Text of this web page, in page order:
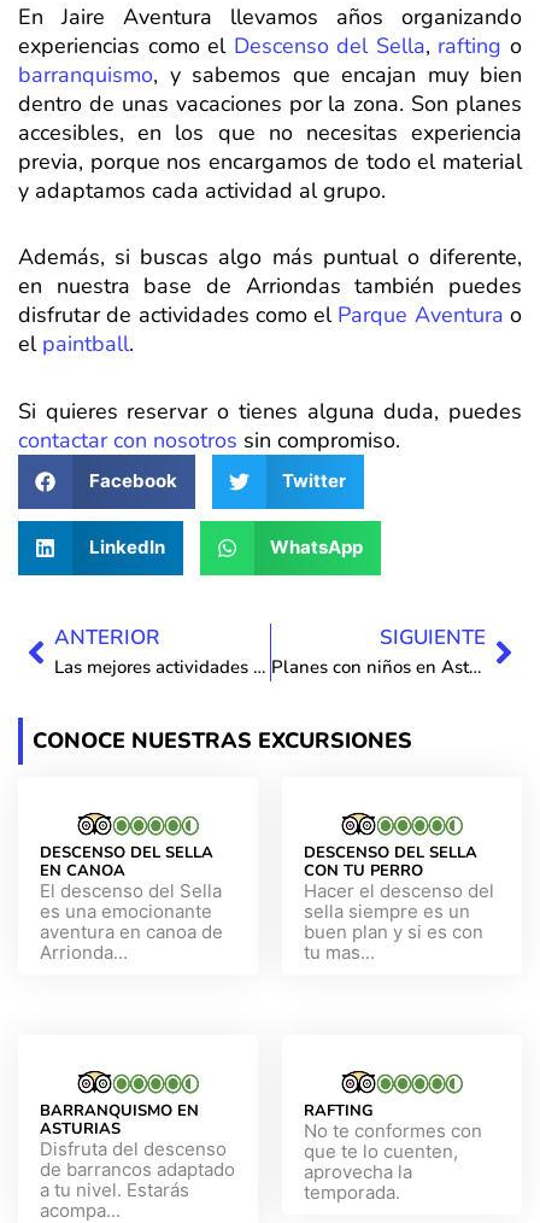
En Jaire Aventura llevamos años organizando
experiencias como el Descenso del Sella, raftingo
barranquismo, y sabemos que encajan muy bien
dentro de unas vacaciones por la zona. Son planes
accesibles, en los que no necesitas experiencia
previa, porque nos encargamos de todo el material
y adaptamos cada actividad al grupo.
Además, si buscas algo más puntual o diferente,
en nuestra base de Arriondas también puedes
disfrutar de actividades como el Parque Aventura o
el paintball.
Si quieres reservar o tienes alguna duda, puedes
contactar con nosotros sin compromiso.
Facebook Twitter
LinkedIn WhatsApp
AntANTERIOR
Las mejores actividades de aventura en Asturias
SIGUIENTE
Planes con niños en Asturias: aventura y naturaleza en familia
CONOCE NUESTRAS EXCURSIONES
DESCENSO DEL SELLA
EN CANOA
El descenso del Sella
es una emocionante
aventura en canoa de
Arrionda...
DESCENSO DEL SELLA
CON TU PERRO
Hacer el descenso del
sella siempre es un
buen plan y si es con
tu mas...
BARRANQUISMO EN
ASTURIAS
Disfruta del descenso
de barrancos adaptado
a tu nivel. Estarás
acompa...
RAFTING
No te conformes con
que te lo cuenten,
aprovecha la
temporada.